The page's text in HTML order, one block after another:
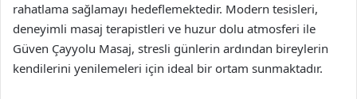
rahatlama sağlamayı hedeflemektedir. Modern tesisleri,
deneyimli masaj terapistleri ve huzur dolu atmosferi ile
Güven Çayyolu Masaj, stresli günlerin ardından bireylerin
kendilerini yenilemeleri için ideal bir ortam sunmaktadır.